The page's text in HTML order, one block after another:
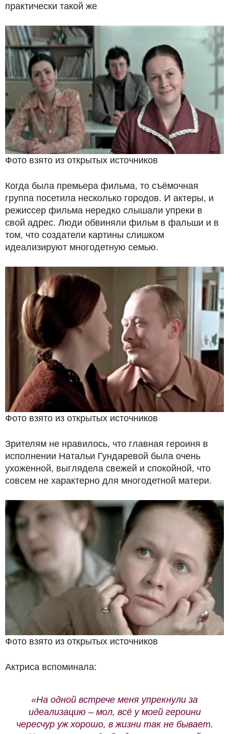
практически такой же
Фото взято из открытых источников
Когда была премьера фильма, то съёмочная
группа посетила несколько городов. И актеры, и
режиссер фильма нередко слышали упреки в
свой адрес. Люди обвиняли фильм в фальши и в
том, что создатели картины слишком
идеализируют многодетную семью.
Фото взято из открытых источников
Зрителям не нравилось, что главная героиня в
исполнении Натальи Гундаревой была очень
ухоженной, выглядела свежей и спокойной, что
совсем не характерно для многодетной матери.
Фото взято из открытых источников
Актриса вспоминала:
«На одной встрече меня упрекнули за
идеализацию – мол, всё у моей героини
чересчур уж хорошо, в жизни так не бывает.